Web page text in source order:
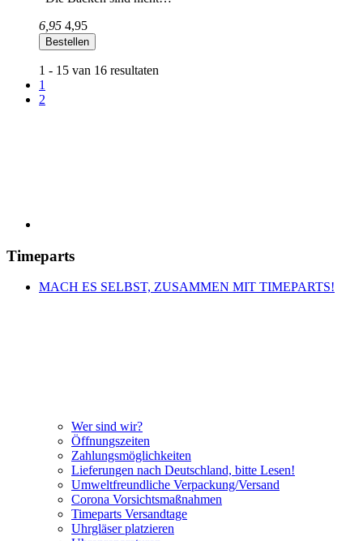
6,95 4,95
Bestellen
1 - 15 van 16 resultaten
1
2
Timeparts
MACH ES SELBST, ZUSAMMEN MIT TIMEPARTS!
Wer sind wir?
Öffnungszeiten
Zahlungsmöglichkeiten
Lieferungen nach Deutschland, bitte Lesen!
Umweltfreundliche Verpackung/Versand
Corona Vorsichtsmaßnahmen
Timeparts Versandtage
Uhrgläser platzieren